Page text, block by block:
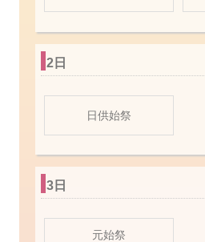
2日
日供始祭
3日
元始祭